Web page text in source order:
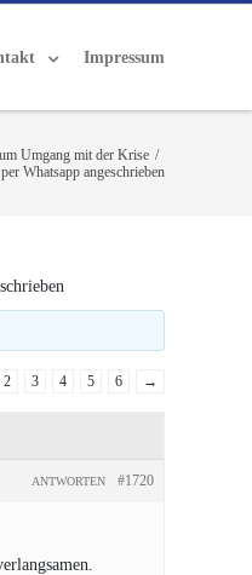
Impressum
Umgang mit der Krise /
Whatsapp angeschrieben
2 3 4 5 6 →
#1720
ANTWORTEN